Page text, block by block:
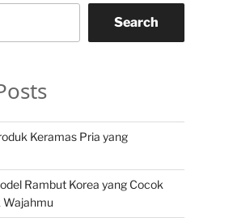
Search
Keramas Pria yang
Rambut Korea yang Cocok